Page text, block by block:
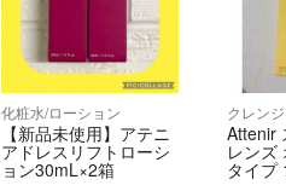
化粧水/ローション
【新品未使用】アテニ
アドレスリフトローシ
ョン30mL×2箱
クレン
Attenir
レンズ
タイプ